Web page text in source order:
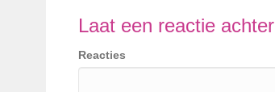
Laat een reactie achter
Reacties